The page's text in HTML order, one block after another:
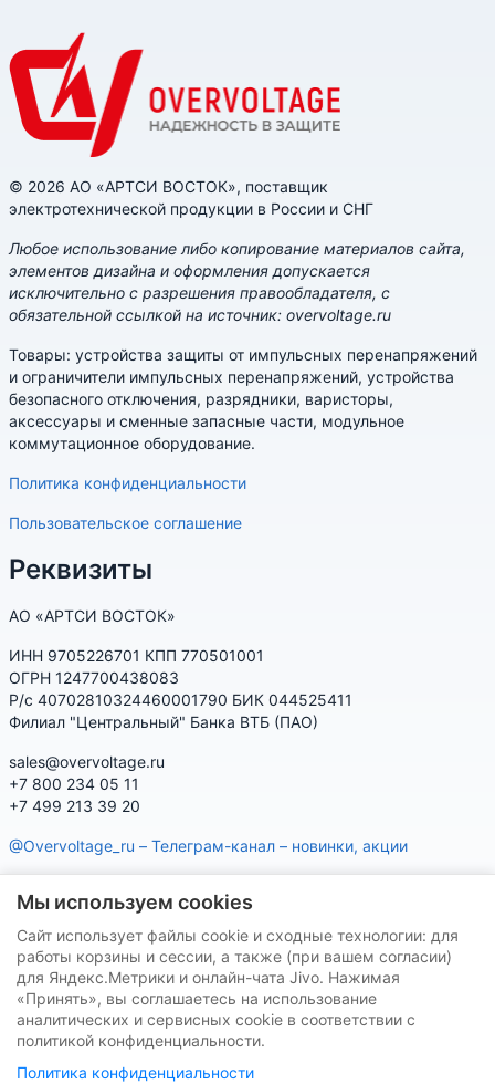
© 2026 АО «АРТСИ ВОСТОК», поставщик
электротехнической продукции в России и СНГ
Любое использование либо копирование материалов сайта,
элементов дизайна и оформления допускается
исключительно с разрешения правообладателя, с
обязательной ссылкой на источник: overvoltage.ru
Товары: устройства защиты от импульсных перенапряжений
и ограничители импульсных перенапряжений, устройства
безопасного отключения, разрядники, варисторы,
аксессуары и сменные запасные части, модульное
коммутационное оборудование.
Политика конфиденциальности
Пользовательское соглашение
Реквизиты
АО «АРТСИ ВОСТОК»
ИНН 9705226701 КПП 770501001
ОГРН 1247700438083
Р/с 40702810324460001790 БИК 044525411
Филиал "Центральный" Банка ВТБ (ПАО)
sales@overvoltage.ru
+7 800 234 05 11
+7 499 213 39 20
@Overvoltage_ru – Телеграм-канал – новинки, акции
характеристики, наличие, подбор
Нашу продукцию Вы можете приобрести на маркетплейсах
Мы используем cookies
Сайт использует файлы cookie и сходные технологии: для
работы корзины и сессии, а также (при вашем согласии)
для Яндекс.Метрики и онлайн-чата Jivo. Нажимая
«Принять», вы соглашаетесь на использование
аналитических и сервисных cookie в соответствии с
политикой конфиденциальности.
Политика конфиденциальности